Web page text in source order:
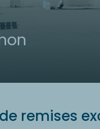
remises